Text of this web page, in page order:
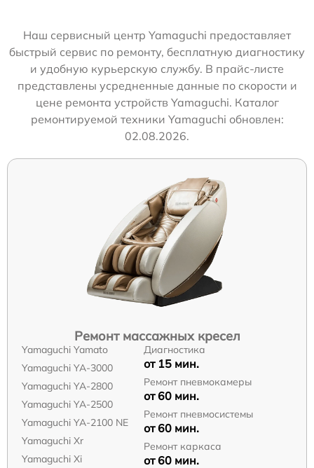
Наш сервисный центр Yamaguchi предоставляет
быстрый сервис по ремонту, бесплатную диагностику
и удобную курьерскую службу. В прайс-листе
представлены усредненные данные по скорости и
цене ремонта устройств Yamaguchi. Каталог
ремонтируемой техники Yamaguchi обновлен:
02.08.2026.
Ремонт массажных кресел
Yamaguchi Yamato
Yamaguchi YA-3000
Yamaguchi YA-2800
Yamaguchi YA-2500
Yamaguchi YA-2100 NE
Yamaguchi Xr
Yamaguchi Xi
Диагностика
от 15 мин.
Ремонт пневмокамеры
от 60 мин.
Ремонт пневмосистемы
от 60 мин.
Ремонт каркаса
от 60 мин.